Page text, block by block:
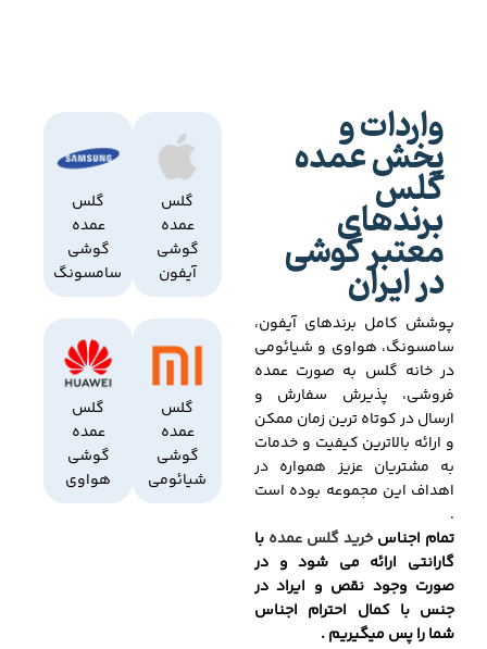
واردات و
پخش عمده
گلس
برندهای
معتبر گوشی
در ایران
پوشش کامل برندهای آیفون،
سامسونگ، هواوی و شیائومی
در خانه گلس به صورت عمده
فروشی، پذیرش سفارش و
ارسال در کوتاه ترین زمان ممکن
و ارائه بالاترین کیفیت و خدمات
به مشتریان عزیز همواره در
اهداف این مجموعه بوده است
.
تمام اجناسخرید گلس عمده با
گارانتی ارائه می شود و در
صورت وجود نقص و ایراد در
جنس با کمال احترام اجناس
شما را پس میگیریم .
گلس
عمده
گوشی
آیفون
گلس
عمده
گوشی
سامسونگ
گلس
عمده
گوشی
شیائومی
گلس
عمده
گوشی
هواوی